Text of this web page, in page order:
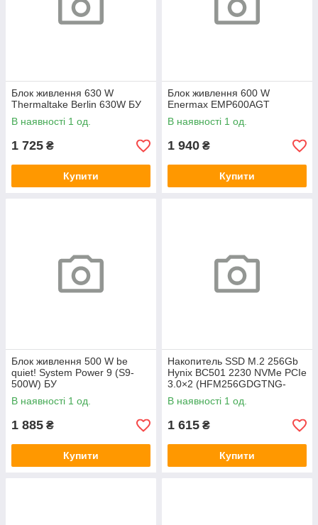
Блок живлення 630 W
Thermaltake Berlin 630W БУ
В наявності 1 од.
1 725 ₴
Купити
Блок живлення 600 W
Enermax EMP600AGT
В наявності 1 од.
1 940 ₴
Купити
Блок живлення 500 W be
quiet! System Power 9 (S9-
500W) БУ
В наявності 1 од.
1 885 ₴
Купити
Накопитель SSD M.2 256Gb
Hynix BC501 2230 NVMe PCIe
3.0×2 (HFM256GDGTNG-
83A0A) 800/1600 БУ
В наявності 1 од.
1 615 ₴
Купити